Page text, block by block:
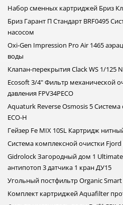
Набор сменных картриджей Бриз
Бриз Гарант П Стандарт BRF0495
насосом
Oxi-Gen Impression Pro Air 1465
воды
Клапан-перекрытия Clack WS 1/125
Ecosoft 3/4" Фильтр механической
давления FPV34PECO
Aquaturk Reverse Osmosis 5
ECO-H
Гейзер Fe MIX 10SL Картридж
Система комплексной очистки
Gidrolock Загородный дом 1
антипотоп 3 датчика 1 кран ДУ15
Угольный постфильтр Organic Smart
Комплект картриджей Aquafilter